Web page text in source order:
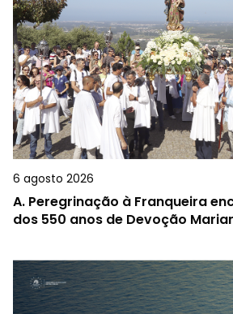
6 agosto 2026
A. Peregrinação à Franqueira
dos 550 anos de Devoção